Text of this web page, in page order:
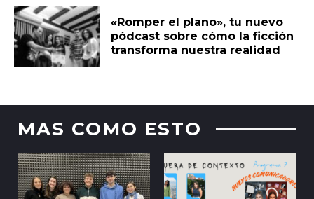
«Romper el plano», tu nuevo
pódcast sobre cómo la ficción
transforma nuestra realidad
MAS COMO ESTO